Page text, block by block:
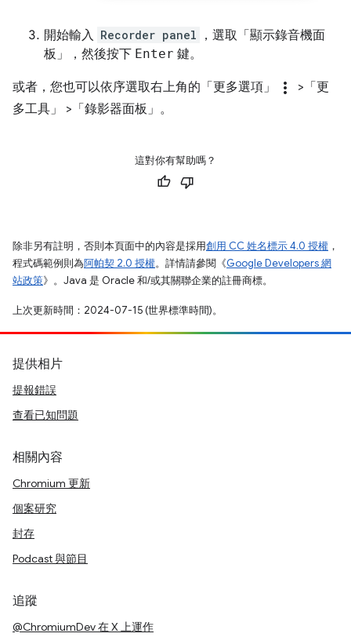
開始輸入 Recorder panel
，選取「顯示錄音機面
板」
，然後按下 Enter 鍵。
或者，您也可以依序選取右上角的「更多選項」 more_vert
>「更
多工具」
>「錄影器面板」 。
這對你有幫助嗎？
除非另有註明，否則本頁面中的內容是採用創用 CC 姓名標示 4.0 授權 ，
程式碼範例則為阿帕契 2.0 授權。詳情請參閱《Google Developers 網
站政策》。Java 是 Oracle 和/或其關聯企業的註冊商標。
上次更新時間：2024-07-15 (世界標準時間)。
提供相片
提報錯誤
查看已知問題
相關內容
Chromium 更新
個案研究
封存
Podcast 與節目
追蹤
@ChromiumDev 在 X 上運作